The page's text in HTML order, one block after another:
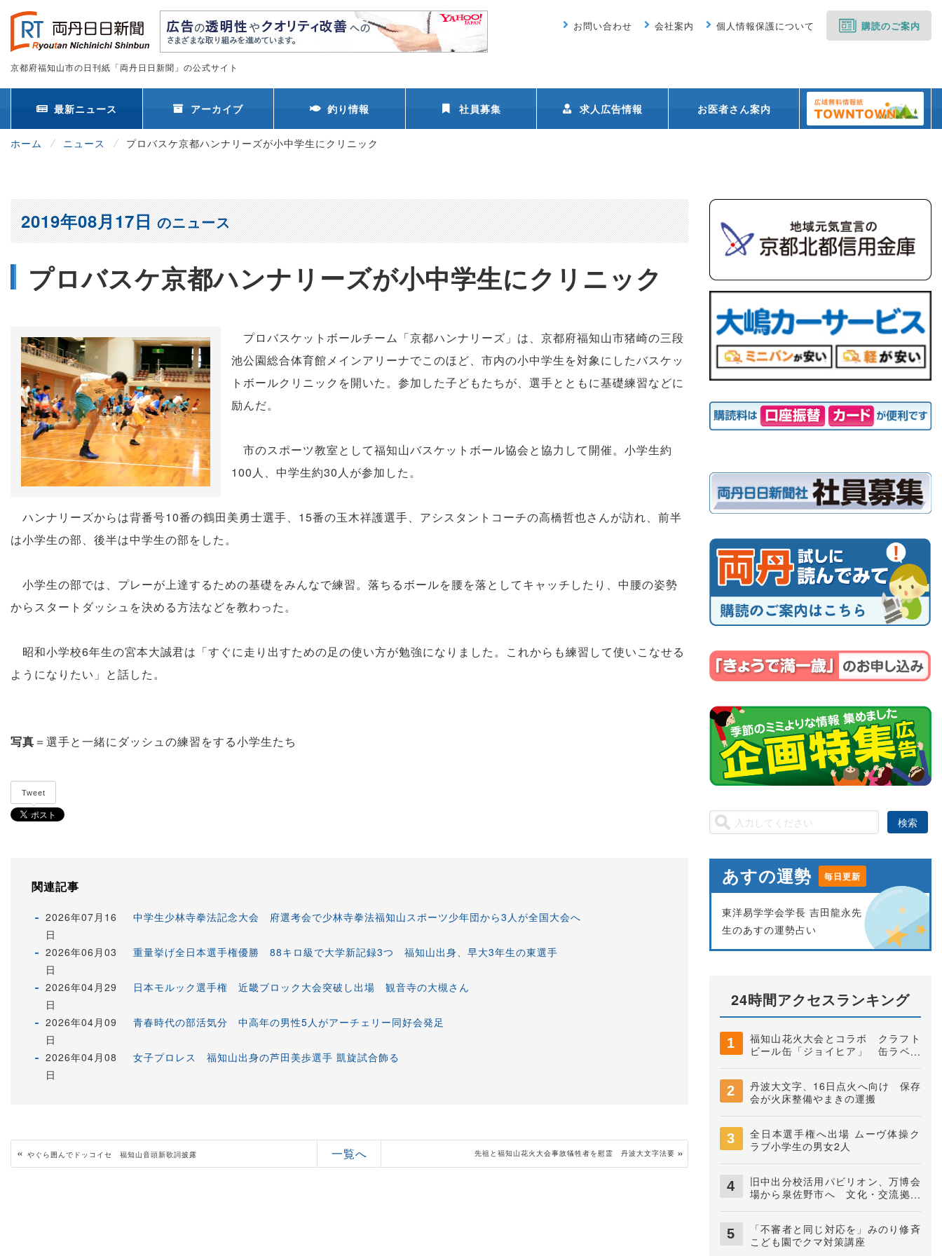
京都府福知山市の日刊紙「両丹日日新聞」の公式サイト
お問い合わせ 会社案内 個人情報保護について 購読のご案内
最新ニュース アーカイブ 釣り情報 社員募集 求人広告情報 お医者さん案内
ホーム ニュース プロバスケ京都ハンナリーズが小中学生にクリニック
プロバスケ京都ハンナリーズが小中学生にクリニック
2019年08月17日のニュース
プロバスケットボールチーム「京都ハンナリーズ」は、京都府福知山市猪崎の三段
池公園総合体育館メインアリーナでこのほど、市内の小中学生を対象にしたバスケッ
トボールクリニックを開いた。参加した子どもたちが、選手とともに基礎練習などに
励んだ。
市のスポーツ教室として福知山バスケットボール協会と協力して開催。小学生約
100人、中学生約30人が参加した。
ハンナリーズからは背番号10番の鶴田美勇士選手、15番の玉木祥護選手、アシスタントコーチの高橋哲也さんが訪れ、前半
は小学生の部、後半は中学生の部をした。
小学生の部では、プレーが上達するための基礎をみんなで練習。落ちるボールを腰を落としてキャッチしたり、中腰の姿勢
からスタートダッシュを決める方法などを教わった。
昭和小学校6年生の宮本大誠君は「すぐに走り出すための足の使い方が勉強になりました。これからも練習して使いこなせる
ようになりたい」と話した。
写真 ＝選手と一緒にダッシュの練習をする小学生たち
Tweet
関連記事
2026年07月16
日
中学生少林寺拳法記念大会 府選考会で少林寺拳法福知山スポーツ少年団から3人が全国大会へ
2026年06月03
日
重量挙げ全日本選手権優勝 88キロ級で大学新記録3つ 福知山出身、早大3年生の東選手
2026年04月29
日
日本モルック選手権 近畿ブロック大会突破し出場 観音寺の大槻さん
2026年04月09
日
青春時代の部活気分 中高年の男性5人がアーチェリー同好会発足
2026年04月08
日
女子プロレス 福知山出身の芦田美歩選手 凱旋試合飾る
« やぐら囲んでドッコイセ 福知山音頭新歌詞披露 一覧へ 先祖と福知山花火大会事故犠牲者を慰霊 丹波大文字法要
あすの運勢 毎日更新
東洋易学学会学長 吉田龍永先
生のあすの運勢占い
24時間アクセスランキング
福知山花火大会とコラボ クラフト
ビール缶「ジョイヒア」 缶ラベル
丹波大文字、16日点火へ向け 保存
会が火床整備やまきの運搬
全日本選手権へ出場 ムーヴ体操ク
ラブ小学生の男女2人
旧中出分校活用パビリオン、万博会
場から泉佐野市へ 文化・交流拠点
「不審者と同じ対応を」みのり修斉
こども園でクマ対策講座